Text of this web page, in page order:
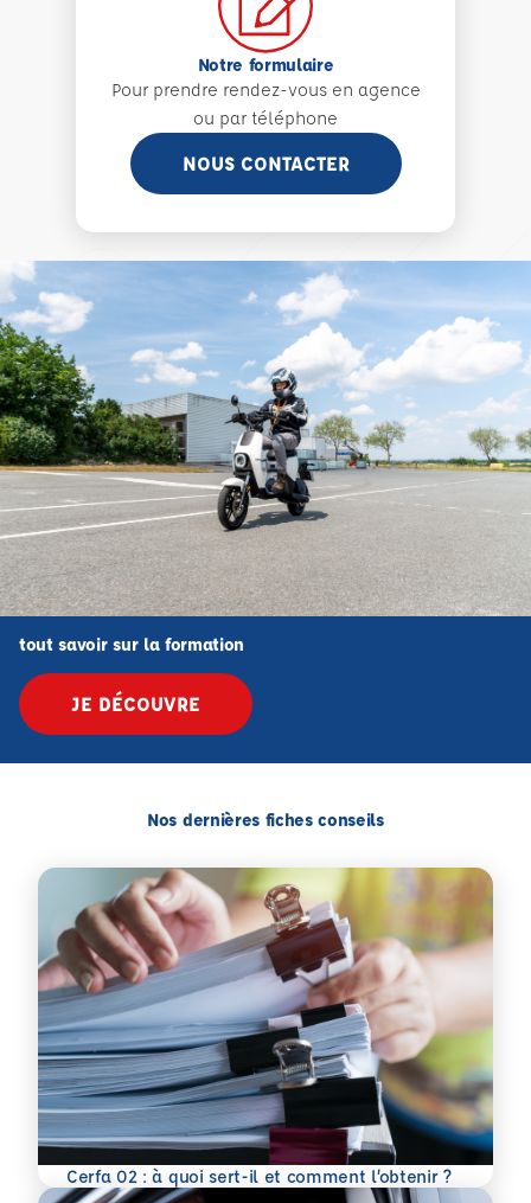
Notre formulaire
Pour prendre rendez-vous en agence
ou par téléphone
NOUS CONTACTER
tout savoir sur la formation
JE DÉCOUVRE
Nos dernières fiches conseils
Cerfa 02 : à quoi sert-il et comment l’obtenir ?
En savoir plus